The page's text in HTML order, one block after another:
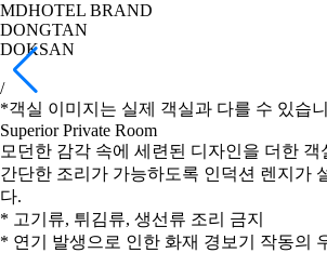
MDHOTEL BRAND
DONGTAN
DOKSAN
/
*객실 이미지는 실제 객실과 다를 수 있습
Superior Private Room
모던한 감각 속에 세련된 디자인을 더한 객
간단한 조리가 가능하도록 인덕션 렌지가
다.
* 고기류, 튀김류, 생선류 조리 금지
* 연기 발생으로 인한 화재 경보기 작동의